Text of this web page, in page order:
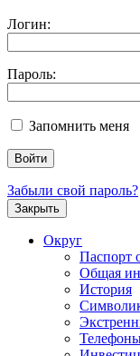
Логин:
Пароль:
Запомнить меня
Забыли свой пароль?
Закрыть
Округ
Паспорт
Общая
История